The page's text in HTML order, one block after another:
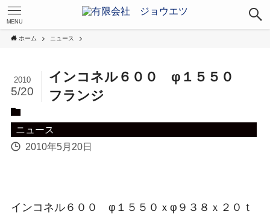
MENU
ホーム ニュース
インコネル６００ φ１５５０
フランジ
2010
5/20
ニュース
2010年5月20日
インコネル６００ φ１５５０ｘφ９３８ｘ２０ｔ